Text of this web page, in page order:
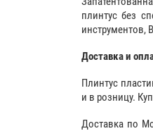
плинтус без
инструментов,
Доставка и
Плинтус
и в розницу.
Доставка по